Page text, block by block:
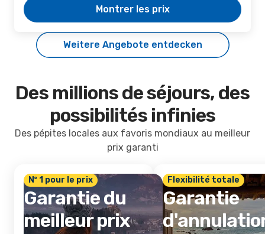
Montrer les prix
Weitere Angebote entdecken
Des millions de séjours, des
possibilités infinies
Des pépites locales aux favoris mondiaux au meilleur
prix garanti
Nº 1 pour le prix
Garantie du
meilleur prix
Flexibilité totale
Garantie